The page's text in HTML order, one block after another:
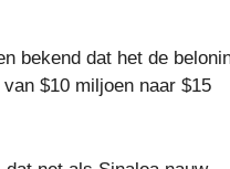
bekend dat het de
$10 miljoen naar $15